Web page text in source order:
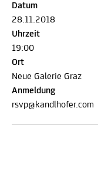
Datum
28.11.2018
Uhrzeit
19:00
Ort
Neue Galerie Graz
Anmeldung
rsvp@kandlhofer.com